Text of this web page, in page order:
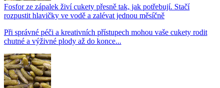
Fosfor ze zápalek živí cukety přesně tak, jak potřebují. Stačí
rozpustit hlavičky ve vodě a zalévat jednou měsíčně
Při správné péči a kreativních přístupech mohou vaše cukety rodit
chutné a výživné plody až do konce...